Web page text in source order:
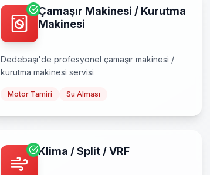
Çamaşır Makinesi / Kurutma
Makinesi
Dedebaşı'de profesyonel çamaşır makinesi /
kurutma makinesi servisi
Motor Tamiri Su Alması
Klima / Split / VRF